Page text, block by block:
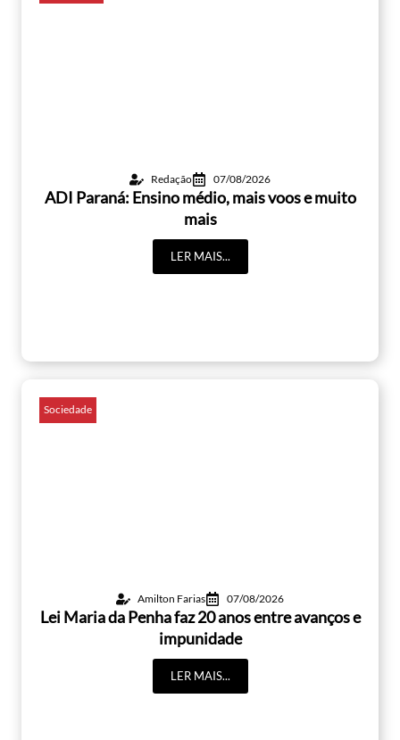
Redação 07/08/2026
ADI Paraná: Ensino médio, mais voos e muito
mais
LER MAIS...
Sociedade
Amilton Farias 07/08/2026
Lei Maria da Penha faz 20 anos entre avanços e
impunidade
LER MAIS...